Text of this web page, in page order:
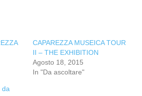
CAPAREZZA MUSEICA TOUR
II – THE EXHIBITION
Agosto 18, 2015
In "Da ascoltare"
da